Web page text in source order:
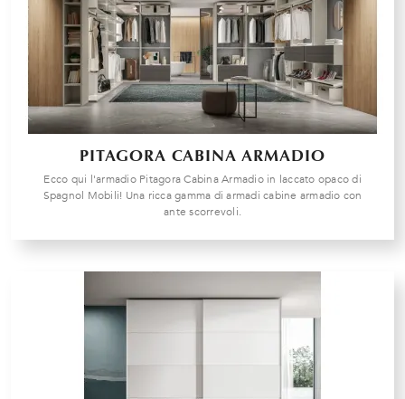
PITAGORA CABINA ARMADIO
Ecco qui l'armadio Pitagora Cabina Armadio in laccato opaco di
Spagnol Mobili! Una ricca gamma di armadi cabine armadio con
ante scorrevoli.